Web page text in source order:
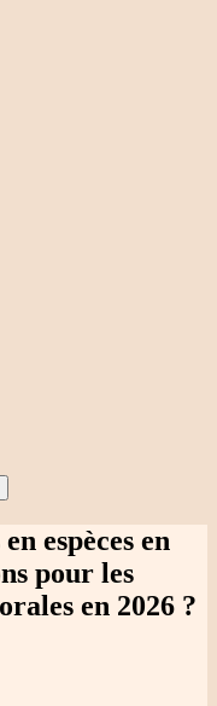
espèces en
pour les
en 2026 ?